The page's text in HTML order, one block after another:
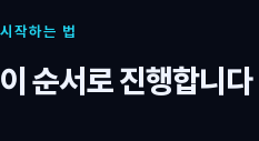
시작하는 법
이 순서로 진행합니다